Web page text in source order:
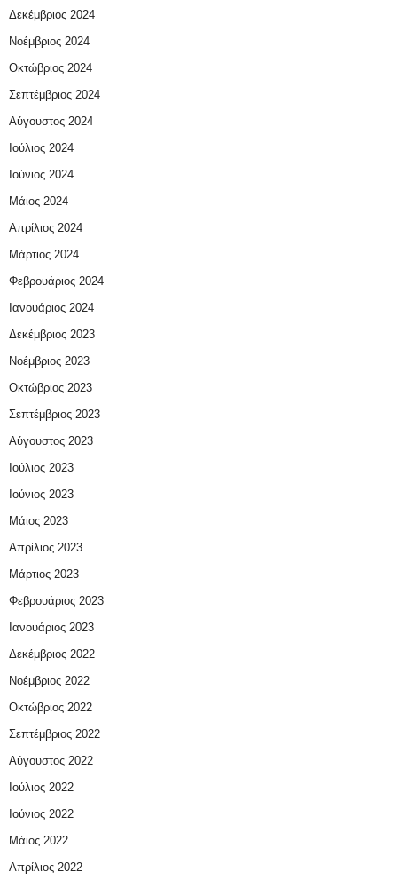
Δεκέμβριος 2024
Νοέμβριος 2024
Οκτώβριος 2024
Σεπτέμβριος 2024
Αύγουστος 2024
Ιούλιος 2024
Ιούνιος 2024
Μάιος 2024
Απρίλιος 2024
Μάρτιος 2024
Φεβρουάριος 2024
Ιανουάριος 2024
Δεκέμβριος 2023
Νοέμβριος 2023
Οκτώβριος 2023
Σεπτέμβριος 2023
Αύγουστος 2023
Ιούλιος 2023
Ιούνιος 2023
Μάιος 2023
Απρίλιος 2023
Μάρτιος 2023
Φεβρουάριος 2023
Ιανουάριος 2023
Δεκέμβριος 2022
Νοέμβριος 2022
Οκτώβριος 2022
Σεπτέμβριος 2022
Αύγουστος 2022
Ιούλιος 2022
Ιούνιος 2022
Μάιος 2022
Απρίλιος 2022